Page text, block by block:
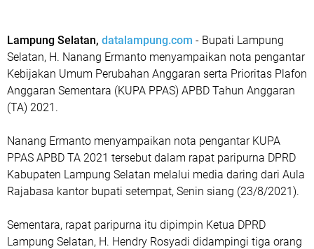
Lampung Selatan, datalampung.com - Bupati Lampung
Selatan, H. Nanang Ermanto menyampaikan nota pengantar
Kebijakan Umum Perubahan Anggaran serta Prioritas Plafon
Anggaran Sementara (KUPA PPAS) APBD Tahun Anggaran
(TA) 2021.
Nanang Ermanto menyampaikan nota pengantar KUPA
PPAS APBD TA 2021 tersebut dalam rapat paripurna DPRD
Kabupaten Lampung Selatan melalui media daring dari Aula
Rajabasa kantor bupati setempat, Senin siang (23/8/2021).
Sementara, rapat paripurna itu dipimpin Ketua DPRD
Lampung Selatan, H. Hendry Rosyadi didampingi tiga orang